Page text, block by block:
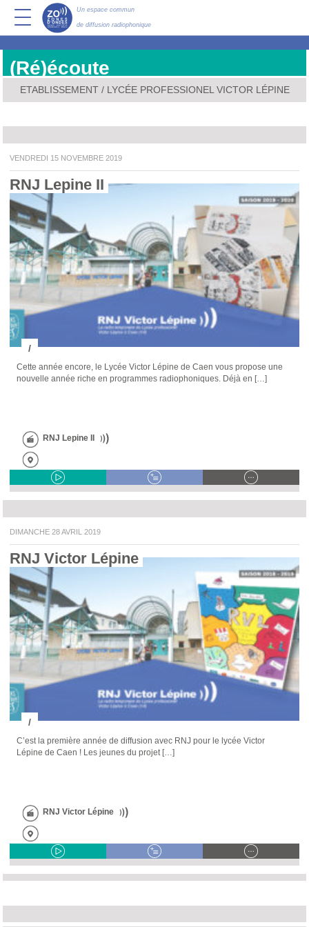
Un espace commun
de diffusion radiophonique
(Ré)écoute
ETABLISSEMENT / LYCÉE PROFESSIONEL VICTOR LÉPINE
VENDREDI 15 NOVEMBRE 2019
RNJ Lepine II
/
Cette année encore, le Lycée Victor Lépine de Caen vous propose une
nouvelle année riche en programmes radiophoniques. Déjà en […]
RNJ Lepine II
DIMANCHE 28 AVRIL 2019
RNJ Victor Lépine
/
C’est la première année de diffusion avec RNJ pour le lycée Victor
Lépine de Caen ! Les jeunes du projet […]
RNJ Victor Lépine